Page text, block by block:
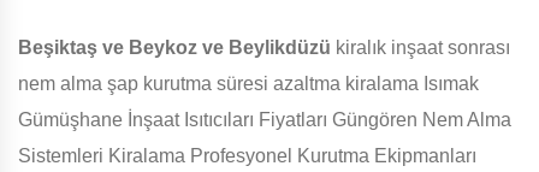
Beşiktaş ve Beykoz ve Beylikdüzü kiralık inşaat sonrası
nem alma şap kurutma süresi azaltma kiralama Isımak
Gümüşhane İnşaat Isıtıcıları Fiyatları Güngören Nem Alma
Sistemleri Kiralama Profesyonel Kurutma Ekipmanları